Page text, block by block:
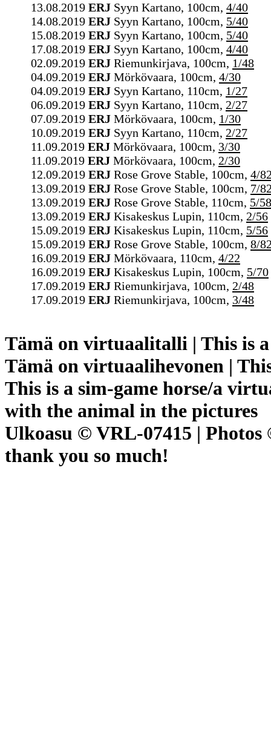
13.08.2019 ERJ Syyn Kartano, 100cm, 4/40
14.08.2019 ERJ Syyn Kartano, 100cm, 5/40
15.08.2019 ERJ Syyn Kartano, 100cm, 5/40
17.08.2019 ERJ Syyn Kartano, 100cm, 4/40
02.09.2019 ERJ Riemunkirjava, 100cm, 1/48
04.09.2019 ERJ Mörkövaara, 100cm, 4/30
04.09.2019 ERJ Syyn Kartano, 110cm, 1/27
06.09.2019 ERJ Syyn Kartano, 110cm, 2/27
07.09.2019 ERJ Mörkövaara, 100cm, 1/30
10.09.2019 ERJ Syyn Kartano, 110cm, 2/27
11.09.2019 ERJ Mörkövaara, 100cm, 3/30
11.09.2019 ERJ Mörkövaara, 100cm, 2/30
12.09.2019 ERJ Rose Grove Stable, 100cm, 4/
13.09.2019 ERJ Rose Grove Stable, 100cm, 7/
13.09.2019 ERJ Rose Grove Stable, 110cm, 5/58
13.09.2019 ERJ Kisakeskus Lupin, 110cm, 2/56
15.09.2019 ERJ Kisakeskus Lupin, 110cm, 5/56
15.09.2019 ERJ Rose Grove Stable, 100cm, 8/
16.09.2019 ERJ Mörkövaara, 110cm, 4/22
16.09.2019 ERJ Kisakeskus Lupin, 100cm, 5/70
17.09.2019 ERJ Riemunkirjava, 100cm, 2/48
17.09.2019 ERJ Riemunkirjava, 100cm, 3/48
Tämä on virtuaalitalli | This is a
Tämä on virtuaalihevonen |
This is a sim-game horse/a
with the animal in the pictures
Ulkoasu © VRL-07415 |
thank you so much!